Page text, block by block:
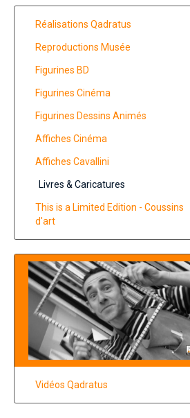
Réalisations Qadratus
Reproductions Musée
Figurines BD
Figurines Cinéma
Figurines Dessins Animés
Affiches Cinéma
Affiches Cavallini
Livres & Caricatures
This is a Limited Edition - Coussins
d'art
Vidéos Qadratus